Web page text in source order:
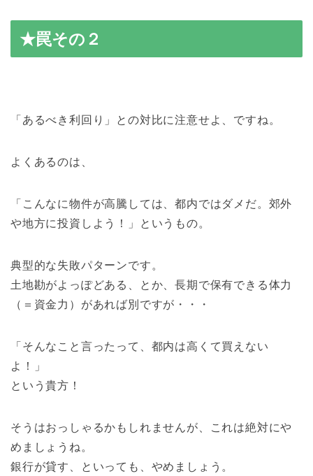
★罠その２
「あるべき利回り」との対比に注意せよ、ですね。
よくあるのは、
「こんなに物件が高騰しては、都内ではダメだ。郊外
や地方に投資しよう！」というもの。
典型的な失敗パターンです。
土地勘がよっぽどある、とか、長期で保有できる体力
（＝資金力）があれば別ですが・・・
「そんなこと言ったって、都内は高くて買えない
よ！」
という貴方！
そうはおっしゃるかもしれませんが、これは絶対にや
めましょうね。
銀行が貸す、といっても、やめましょう。